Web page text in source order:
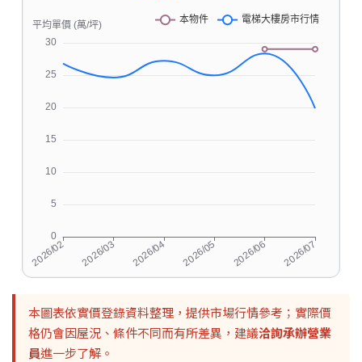
本圖表依實價登錄資料整理，提供市場行情參考；實際價
格仍會因屋況、條件不同而有所差異，建議洽詢承辦營業
員進一步了解。